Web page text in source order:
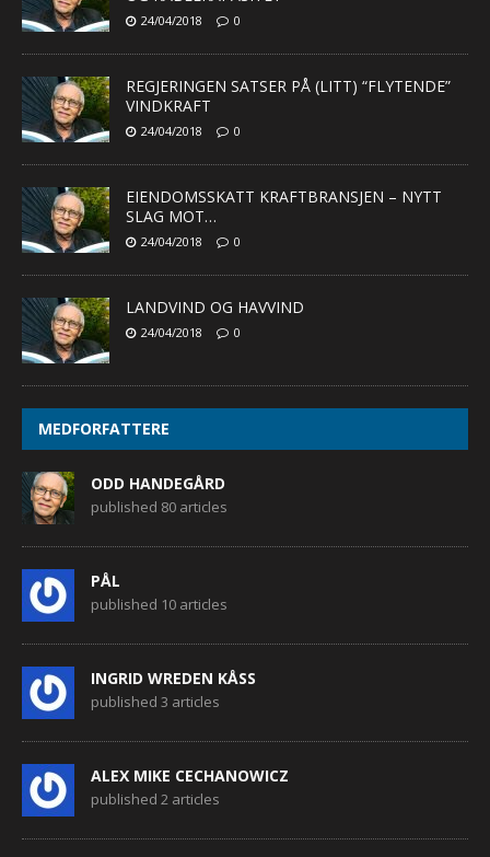
24/04/2018 0
REGJERINGEN SATSER PÅ (LITT) “FLYTENDE”
VINDKRAFT
24/04/2018 0
EIENDOMSSKATT KRAFTBRANSJEN – NYTT
SLAG MOT…
24/04/2018 0
LANDVIND OG HAVVIND
24/04/2018 0
MEDFORFATTERE
ODD HANDEGÅRD
published 80 articles
PÅL
published 10 articles
INGRID WREDEN KÅSS
published 3 articles
ALEX MIKE CECHANOWICZ
published 2 articles